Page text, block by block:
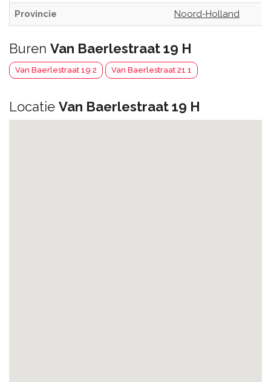
Provincie Noord-Holland
Buren Van Baerlestraat 19 H
Van Baerlestraat 19 2 Van Baerlestraat 21 1
Locatie Van Baerlestraat 19 H